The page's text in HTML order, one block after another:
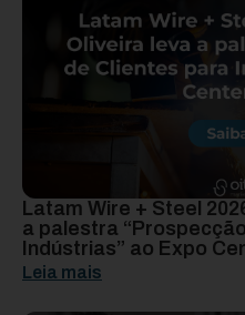
Latam Wire + Steel
a palestra
Indústrias” ao Expo
Leia mais